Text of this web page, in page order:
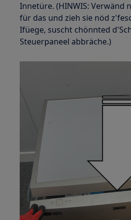
Innetüre. (HINWIS: Verwänd
für das und zieh sie nöd
Ifüege, suscht chönnted
Steuerpaneel abbräche.)